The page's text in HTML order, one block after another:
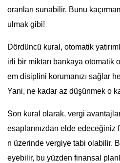
oranları sunabilir. Bunu
ulmak gibi!
Dördüncü kural, otomatik
irli bir miktarı bankaya otomatik
em disiplini korumanızı sağlar
Yani, ne kadar az düşünmek o
Son kural olarak, vergi
esaplarınızdan elde edeceğiniz
n üzerinde vergiye tabi olabilir.
eyebilir, bu yüzden finansal